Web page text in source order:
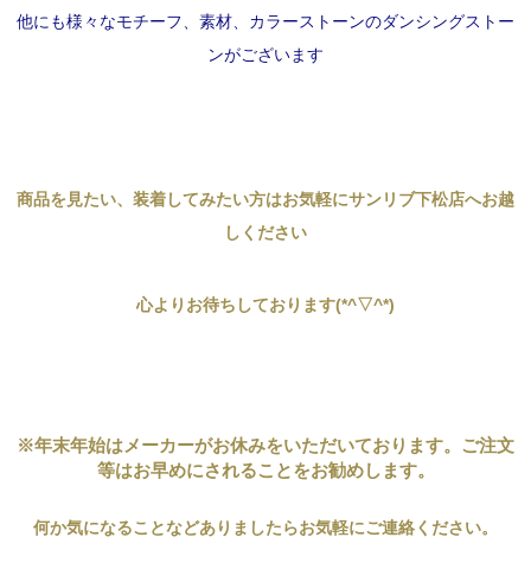
他にも様々なモチーフ、素材、カラーストーンのダンシングストー
ンがございます
商品を見たい、装着してみたい方はお気軽にサンリブ下松店へお越
しください
心よりお待ちしております(*^▽^*)
※年末年始はメーカーがお休みをいただいております。ご注文
等はお早めにされることをお勧めします。
何か気になることなどありましたらお気軽にご連絡ください。